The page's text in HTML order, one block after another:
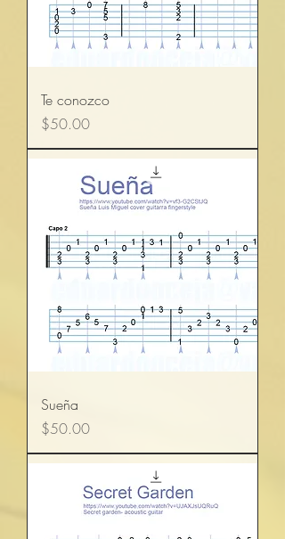
Te conozco
Precio
$50.00
Sueña
Precio
$50.00